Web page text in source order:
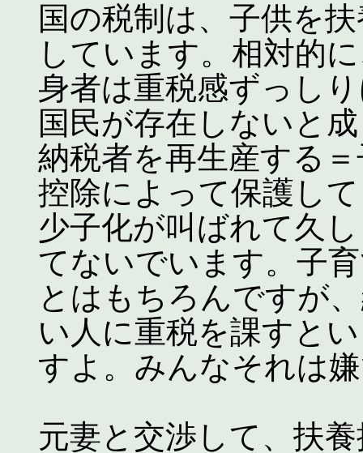
国の税制は、子供を
しています。相対的
身者は重税感ずっし
国民が存在しないと
納税者を再生産する
控除によって保護し
少子化が叫ばれて久
てないでいます。子
とはもちろんですが
い人に重税を課すと
すよ。みんなそれは
元妻と交渉して、扶